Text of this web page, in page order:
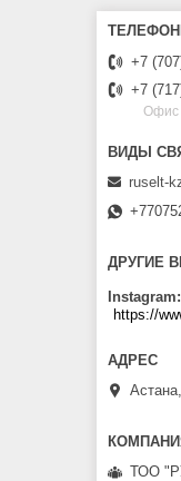
+7
+7
Офис
ruselt-
ДРУГИЕ
Instagram
https://
ТОО